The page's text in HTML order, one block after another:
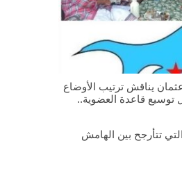
يناقش ترتيب الأوضاع
توسيع قاعدة العضوية..
تتأرجح بين الهامش